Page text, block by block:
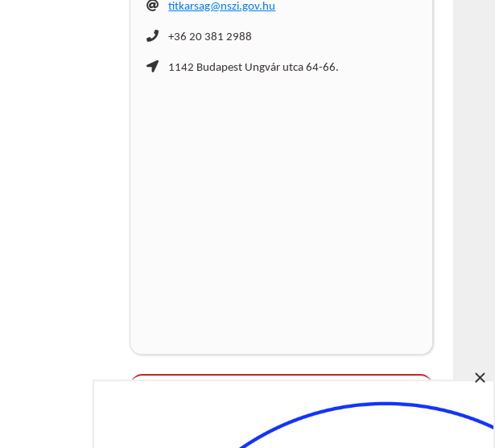
×
titkarsag@nszi.gov.hu
+36 20 381 2988
1142 Budapest Ungvár utca 64-66.